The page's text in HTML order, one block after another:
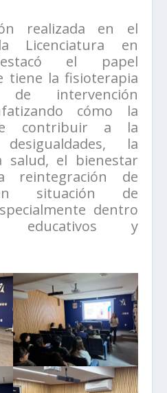
realizada en el
Licenciatura en
el papel
tiene la fisioterapia
intervención
cómo la
contribuir a la
la
salud, el bienestar
reintegración de
situación de
dentro
educativos y